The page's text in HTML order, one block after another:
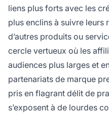
liens plus forts avec les
plus enclins à suivre
d’autres produits ou
cercle vertueux où les
audiences plus larges et
partenariats de marque
pris en flagrant délit de
s’exposent à de lourdes